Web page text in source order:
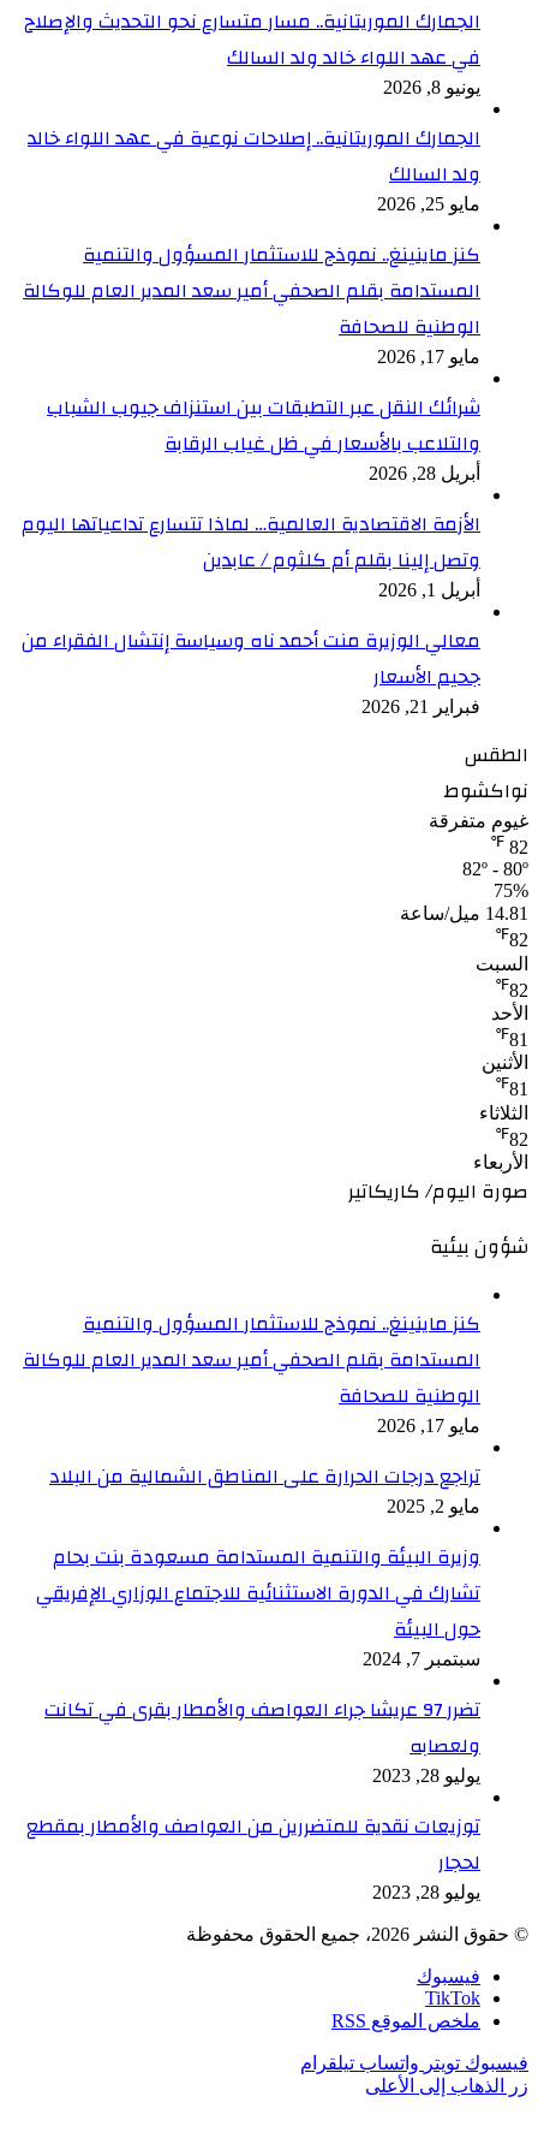
الجمارك الموريتانية.. مسار متسارع نحو التحديث والإصلاح
في عهد اللواء خالد ولد السالك
يونيو 8, 2026
الجمارك الموريتانية.. إصلاحات نوعية في عهد اللواء خالد
ولد السالك
مايو 25, 2026
كنز ماينينغ.. نموذج للاستثمار المسؤول والتنمية
المستدامة بقلم الصحفي أمير سعد المدير العام للوكالة
الوطنية للصحافة
مايو 17, 2026
شرائك النقل عبر التطبقات بين استنزاف جيوب الشباب
والتلاعب بالأسعار في ظل غياب الرقابة
أبريل 28, 2026
الأزمة الاقتصادية العالمية… لماذا تتسارع تداعياتها اليوم
وتصل إلينا بقلم أم كلثوم / عابدين
أبريل 1, 2026
معالي الوزيرة منت أحمد ناه وسياسة إنتشال الفقراء من
جحيم الأسعار
فبراير 21, 2026
الطقس
نواكشوط
غيوم متفرقة
82
℉
82º - 80º
75%
14.81 ميل/ساعة
82
℉
السبت
82
℉
الأحد
81
℉
الأثنين
81
℉
الثلاثاء
82
℉
الأربعاء
صورة اليوم/ كاريكاتير
شؤون بيئية
كنز ماينينغ.. نموذج للاستثمار المسؤول والتنمية
المستدامة بقلم الصحفي أمير سعد المدير العام للوكالة
الوطنية للصحافة
مايو 17, 2026
تراجع درجات الحرارة على المناطق الشمالية من البلاد
مايو 2, 2025
وزيرة البيئة والتنمية المستدامة مسعودة بنت بحام
تشارك في الدورة الاستثنائية للاجتماع الوزاري الإفريقي
حول البيئة
سبتمبر 7, 2024
تضرر 97 عريشا جراء العواصف والأمطار بقرى في تكانت
ولعصابه
يوليو 28, 2023
توزيعات نقدية للمتضررين من العواصف والأمطار بمقطع
لحجار
يوليو 28, 2023
© حقوق النشر 2026، جميع الحقوق محفوظة
فيسبوك
TikTok
ملخص الموقع RSS
فيسبوك تويتر واتساب تيلقرام
زر الذهاب إلى الأعلى